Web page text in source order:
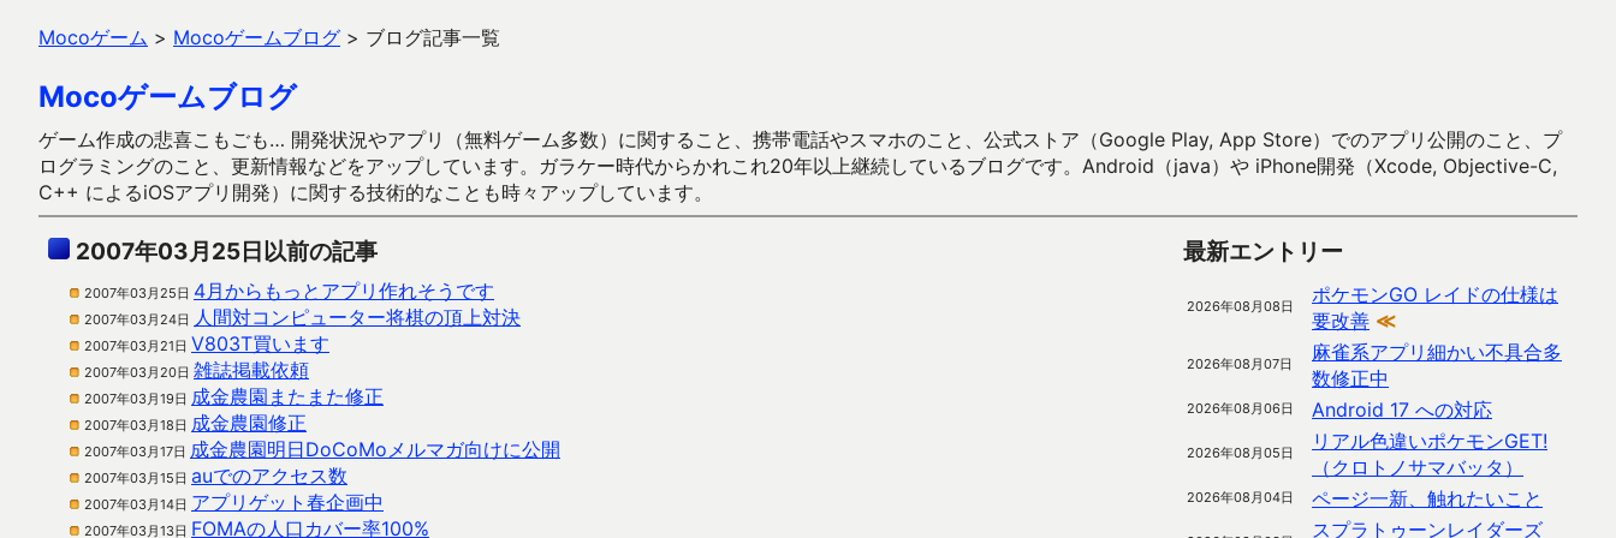
Mocoゲーム > Mocoゲームブログ > ブログ記事一覧
Mocoゲームブログ
ゲーム作成の悲喜こもごも… 開発状況やアプリ（無料ゲーム多数）に関すること、携帯電話やスマホのこと、公式ストア（Google Play, App Store）でのアプリ公開のこと、プ
ログラミングのこと、更新情報などをアップしています。ガラケー時代からかれこれ20年以上継続しているブログです。Android（java）や iPhone開発（Xcode, Objective-C,
C++ によるiOSアプリ開発）に関する技術的なことも時々アップしています。
2007年03月25日以前の記事
2007年03月25日 4月からもっとアプリ作れそうです
2007年03月24日 人間対コンピューター将棋の頂上対決
2007年03月21日 V803T買います
2007年03月20日 雑誌掲載依頼
2007年03月19日 成金農園またまた修正
2007年03月18日 成金農園修正
2007年03月17日 成金農園明日DoCoMoメルマガ向けに公開
2007年03月15日 auでのアクセス数
2007年03月14日 アプリゲット春企画中
2007年03月13日 FOMAの人口カバー率100%
最新エントリー
2026年08月08日
ポケモンGO レイドの仕様は
要改善 ≪
2026年08月07日
麻雀系アプリ細かい不具合多
数修正中
2026年08月06日 Android 17 への対応
2026年08月05日
リアル色違いポケモンGET!
（クロトノサマバッタ）
2026年08月04日 ページ一新、触れたいこと
スプラトゥーンレイダーズ